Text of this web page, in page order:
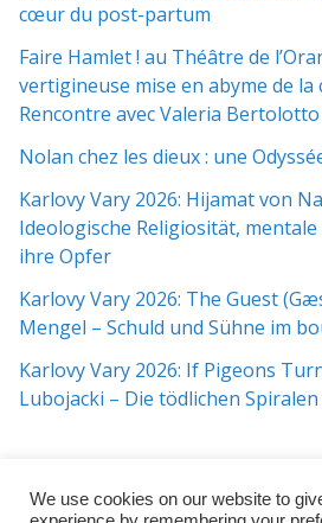
cœur du post-partum
Faire Hamlet ! au Théâtre de
vertigineuse mise en abyme de
Rencontre avec Valeria Bertolotto
Nolan chez les dieux : une
Karlovy Vary 2026: Hijamat von
Ideologische Religiosität,
ihre Opfer
Karlovy Vary 2026: The Guest
Mengel – Schuld und Sühne im
Karlovy Vary 2026: If Pigeons
Lubojacki – Die tödlichen
We use cookies on our website to